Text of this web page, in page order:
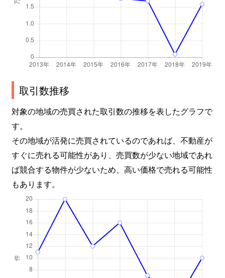
取引数推移
対象の地域の売買された取引数の推移を表したグラフで
す。
その地域が活発に売買されているのであれば、不動産が
すぐに売れる可能性があり、売買数が少ない地域であれ
ば競合する物件が少ないため、高い価格で売れる可能性
もあります。